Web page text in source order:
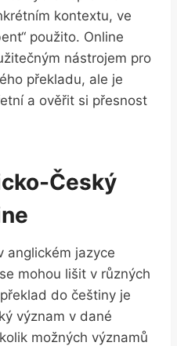
kontextu, ve
použito. Online
nástrojem pro
překladu, ale je
a⁤ ověřit si⁤ přesnost
Český
anglickém jazyce
mohou lišit v různých
do ⁤češtiny je
⁣význam v dané
možných významů‍